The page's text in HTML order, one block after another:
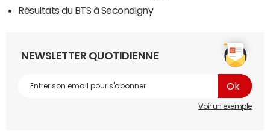
Résultats du BTS à Secondigny
NEWSLETTER QUOTIDIENNE
Voir un exemple